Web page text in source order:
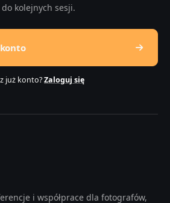
kolejnych sesji.
konto
już konto?Zaloguj się
i współprace dla fotografów,